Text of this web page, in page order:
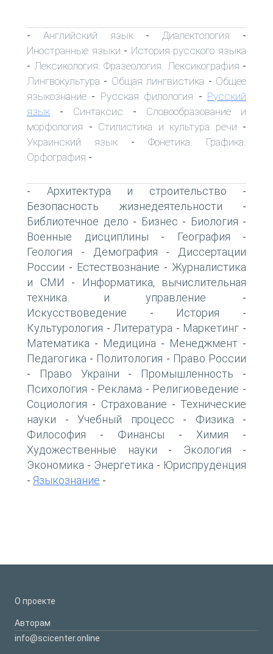
- Английский язык- Диалектология -
Иностранные языки - История русского языка
- Лексикология. Фразеология. Лексикография -
Лингвокультура - Общая лингвистика - Общее
языкознание - Русская филология - Русский
язык - Синтаксис - Словообразование и
морфология - Стилистика и культура речи -
Украинский язык - Фонетика. Графика.
Орфография -
- Архитектура и строительство -
Безопасность жизнедеятельности -
Библиотечное дело - Бизнес - Биология -
Военные дисциплины - География -
Геология - Демография -
Диссертации
России - Естествознание - Журналистика
и СМИ -
Информатика, вычислительная
техника и управление -
Искусствоведение - История -
Культурология - Литература - Маркетинг -
Математика - Медицина - Менеджмент -
Педагогика - Политология - Право России
- Право України - Промышленность -
Психология - Реклама - Религиоведение -
Социология - Страхование - Технические
науки - Учебный процесс - Физика -
Философия - Финансы - Химия -
Художественные науки - Экология -
Экономика - Энергетика - Юриспруденция
- Языкознание -
О проекте
Авторам
info@scicenter.online